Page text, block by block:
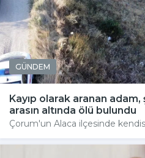
GÜNDEM
Kayıp olarak aranan
arasın altında ölü bulundu
Çorum'un Alaca ilçesinde